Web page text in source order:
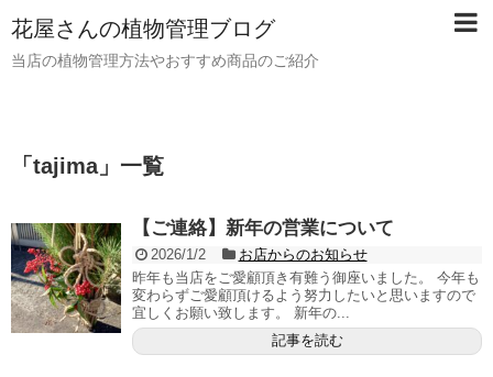
花屋さんの植物管理ブログ
当店の植物管理方法やおすすめ商品のご紹介
「 tajima」 一覧
【ご連絡】新年の営業について
2026/1/2
お店からのお知らせ
昨年も当店をご愛顧頂き有難う御座いました。 今年も
変わらずご愛顧頂けるよう努力したいと思いますので
宜しくお願い致します。 新年の...
記事を読む